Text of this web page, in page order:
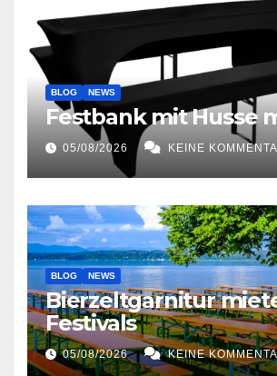
BLOG NEWS
Festbank mit Husse
05/08/2026 KEINE
BLOG NEWS
Bierzeltgarnitur
Festivals
05/08/2026 KEINE